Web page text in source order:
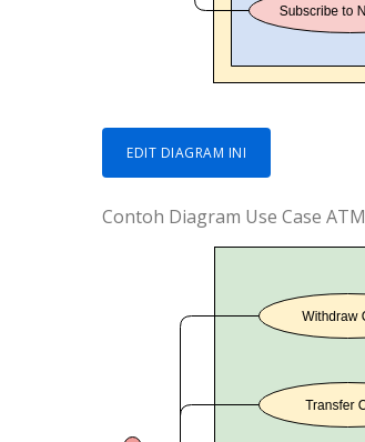
EDIT DIAGRAM INI
Contoh Diagram Use Case ATM